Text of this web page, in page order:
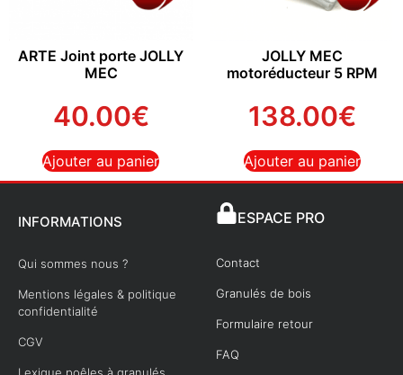
ARTE Joint porte JOLLY
MEC
40.00€
Ajouter au panier
JOLLY MEC
motoréducteur 5 RPM
138.00€
Ajouter au panier
INFORMATIONS
Qui sommes nous ?
Mentions légales & politique
confidentialité
CGV
Lexique poêles à granulés
ESPACE PRO
Contact
Granulés de bois
Formulaire retour
FAQ